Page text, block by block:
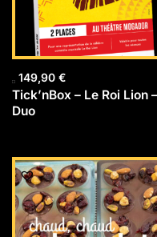
149,90 €
Tick’nBox – Le Roi Lion –
Duo